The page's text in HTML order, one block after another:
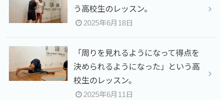
う高校生のレッスン。
2025年6月18日
「周りを見れるようになって得点を
決められるようになった」という高
校生のレッスン。
2025年6月11日